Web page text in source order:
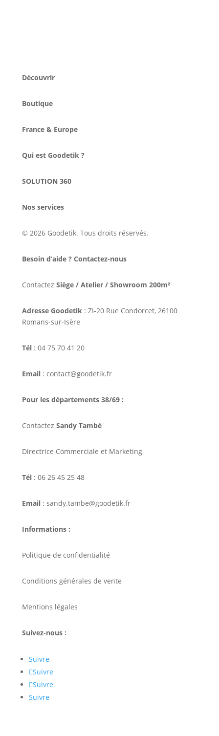
Découvrir
Boutique
France & Europe
Qui est Goodetik ?
SOLUTION 360
Nos services
© 2026 Goodetik. Tous droits réservés.
Besoin d’aide ? Contactez-nous
Contactez Siège / Atelier / Showroom 200m²
Adresse Goodetik: ZI-20 Rue Condorcet, 26100
Romans-sur-Isère
Tél: 04 75 70 41 20
Email: contact@goodetik.fr
Pour les départements 38/69 :
Contactez Sandy També
Directrice Commerciale et Marketing
Tél: 06 26 45 25 48
Email: sandy.tambe@goodetik.fr
Informations :
Politique de confidentialité
Conditions générales de vente
Mentions légales
Suivez-nous :
Suivre
Suivre
Suivre
Suivre